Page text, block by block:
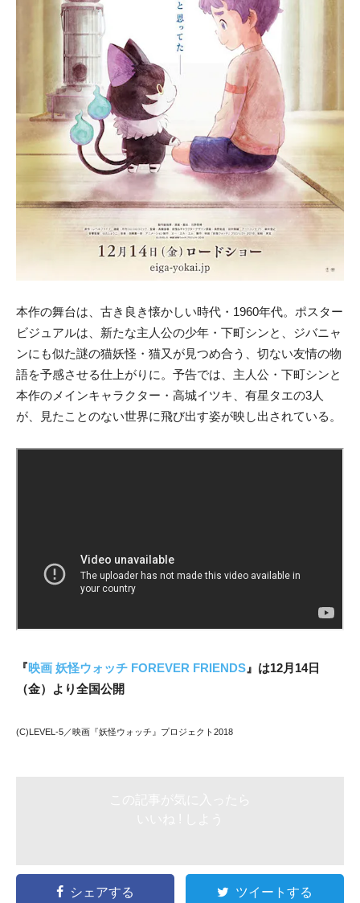
本作の舞台は、古き良き懐かしい時代・1960年代。ポスター
ビジュアルは、新たな主人公の少年・下町シンと、ジバニャ
ンにも似た謎の猫妖怪・猫又が見つめ合う、切ない友情の物
語を予感させる仕上がりに。予告では、主人公・下町シンと
本作のメインキャラクター・高城イツキ、有星タエの3人
が、見たことのない世界に飛び出す姿が映し出されている。
『映画 妖怪ウォッチ FOREVER FRIENDS 』は12月14日
（金）より全国公開
(C)LEVEL-5／映画『妖怪ウォッチ』プロジェクト2018
シェアする ツイートする